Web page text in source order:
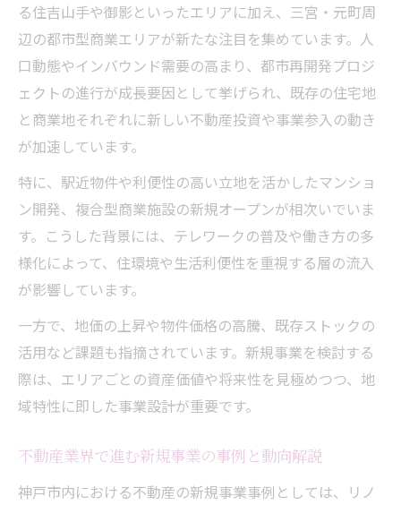
神戸不動産投資で押さえるべきエリア選定
法
不動産投資で高級住宅地を選ぶ際の注意点
解説
神戸高級住宅地の不動産価値を見極める視
点
不動産投資における高級住宅地の資産形成
術
成長続く商業エリアに見る不動産動向
神戸不動産の商業エリア最新動向を徹底解
説
成長商業エリアにおける不動産価値の変化
新規オープン店舗がもたらす不動産への影
響
徴
神戸の商業施設拡大と不動産市場の関係性
る住吉山手や御影といったエリアに加え、三宮・元町周
辺の都市型商業エリアが新たな注目を集めています。人
口動態やインバウンド需要の高まり、都市再開発プロジ
ェクトの進行が成長要因として挙げられ、既存の住宅地
と商業地それぞれに新しい不動産投資や事業参入の動き
が加速しています。
特に、駅近物件や利便性の高い立地を活かしたマンショ
ン開発、複合型商業施設の新規オープンが相次いでいま
す。こうした背景には、テレワークの普及や働き方の多
様化によって、住環境や生活利便性を重視する層の流入
が影響しています。
一方で、地価の上昇や物件価格の高騰、既存ストックの
活用など課題も指摘されています。新規事業を検討する
際は、エリアごとの資産価値や将来性を見極めつつ、地
域特性に即した事業設計が重要です。
不動産業界で進む新規事業の事例と動向解説
神戸市内における不動産の新規事業事例としては、リノ